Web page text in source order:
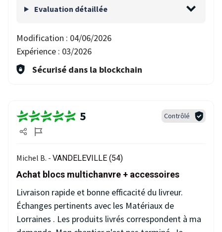
Evaluation détaillée
Modification : 04/06/2026
Expérience : 03/2026
Sécurisé dans la blockchain
5 Contrôlé
Michel B. - VANDELEVILLE (54)
Achat blocs multichanvre + accessoires
Livraison rapide et bonne efficacité du livreur.
Échanges pertinents avec les Matériaux de
Lorraines . Les produits livrés correspondent à ma